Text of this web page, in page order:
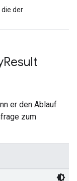
der
Result
er den Ablauf
zum